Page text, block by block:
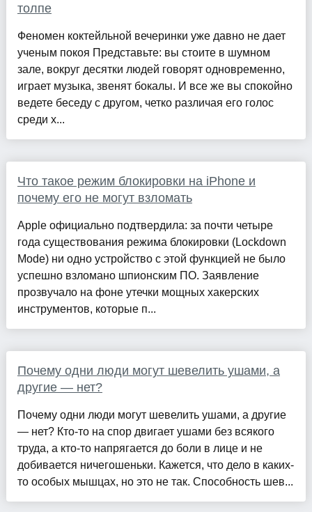
толпе
Феномен коктейльной вечеринки уже давно не дает
ученым покоя Представьте: вы стоите в шумном
зале, вокруг десятки людей говорят одновременно,
играет музыка, звенят бокалы. И все же вы спокойно
ведете беседу с другом, четко различая его голос
среди х...
Что такое режим блокировки на iPhone и
почему его не могут взломать
Apple официально подтвердила: за почти четыре
года существования режима блокировки (Lockdown
Mode) ни одно устройство с этой функцией не было
успешно взломано шпионским ПО. Заявление
прозвучало на фоне утечки мощных хакерских
инструментов, которые п...
Почему одни люди могут шевелить ушами, а
другие — нет?
Почему одни люди могут шевелить ушами, а другие
— нет? Кто-то на спор двигает ушами без всякого
труда, а кто-то напрягается до боли в лице и не
добивается ничегошеньки. Кажется, что дело в каких-
то особых мышцах, но это не так. Способность шев...